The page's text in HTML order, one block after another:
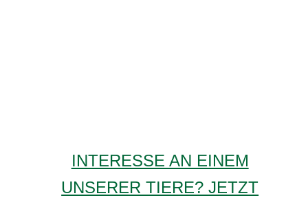
INTERESSE AN EINEM
UNSERER TIERE? JETZT